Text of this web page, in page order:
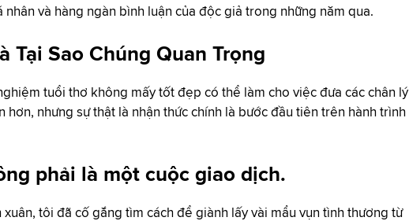
và hàng ngàn bình luận của độc giả trong những năm qua.
Tại Sao Chúng Quan Trọng
tuổi thơ không mấy tốt đẹp có thể làm cho việc đưa các chân lý
hơn, nhưng sự thật là nhận thức chính là bước đầu tiên trên hành trình
phải là một cuộc giao dịch.
tôi đã cố gắng tìm cách để giành lấy vài mẩu vụn tình thương từ